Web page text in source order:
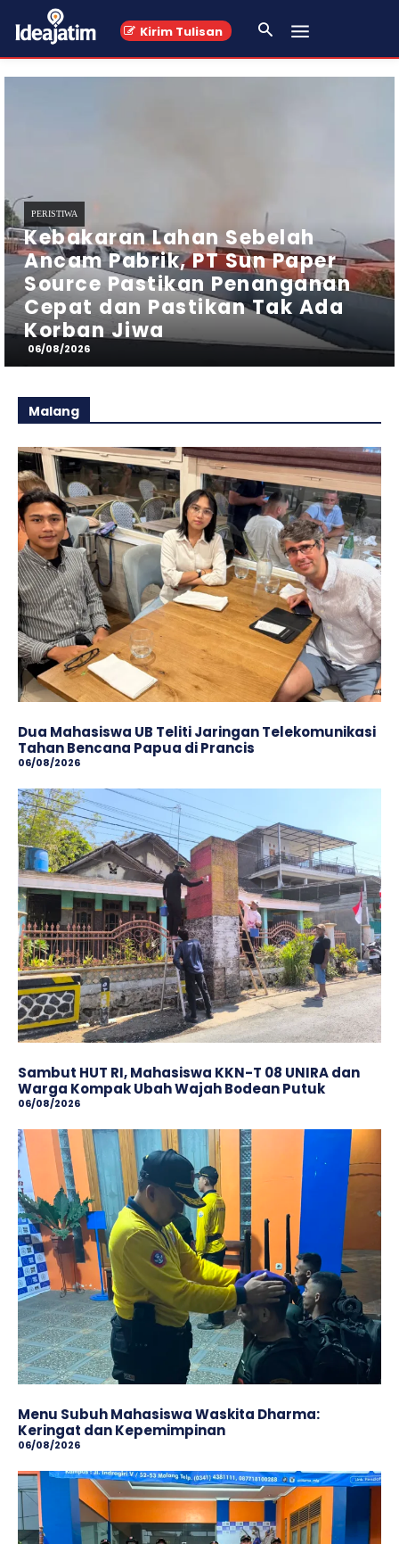
Kirim Tulisan
PENDIDIKAN
Siswa SMA Walisongo Gempol
Raih Juara 2 Olimpiade Bahasa
Arab Tingkat Kabupaten
Pasuruan
06/08/2026
Malang
Dua Mahasiswa UB Teliti Jaringan Telekomunikasi
Tahan Bencana Papua di Prancis
06/08/2026
Sambut HUT RI, Mahasiswa KKN-T 08 UNIRA dan
Warga Kompak Ubah Wajah ‎Bodean Putuk
06/08/2026
Menu Subuh Mahasiswa Waskita Dharma:
Keringat dan Kepemimpinan
06/08/2026